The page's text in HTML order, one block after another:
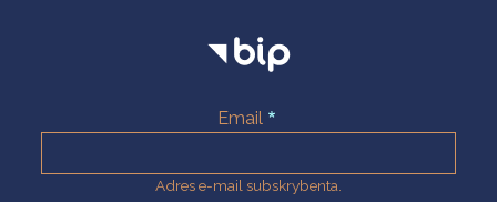
Email
Adres e-mail subskrybenta.